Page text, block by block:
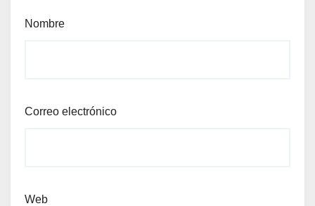
Nombre
Correo electrónico
Web